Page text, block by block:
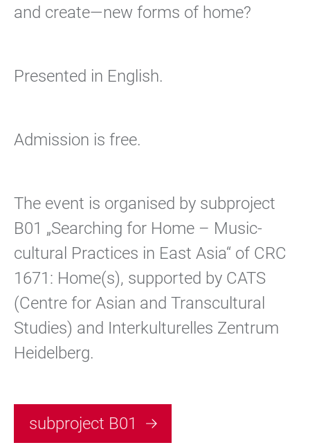
and create—new forms of home?
Presented in English.
Admission is free.
The event is organised by subproject
B01 „Searching for Home – Music-
cultural Practices in East Asia“ of CRC
1671: Home(s), supported by CATS
(Centre for Asian and Transcultural
Studies) and Interkulturelles Zentrum
Heidelberg.
subproject B01